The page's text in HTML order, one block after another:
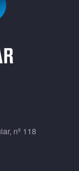
nº 118